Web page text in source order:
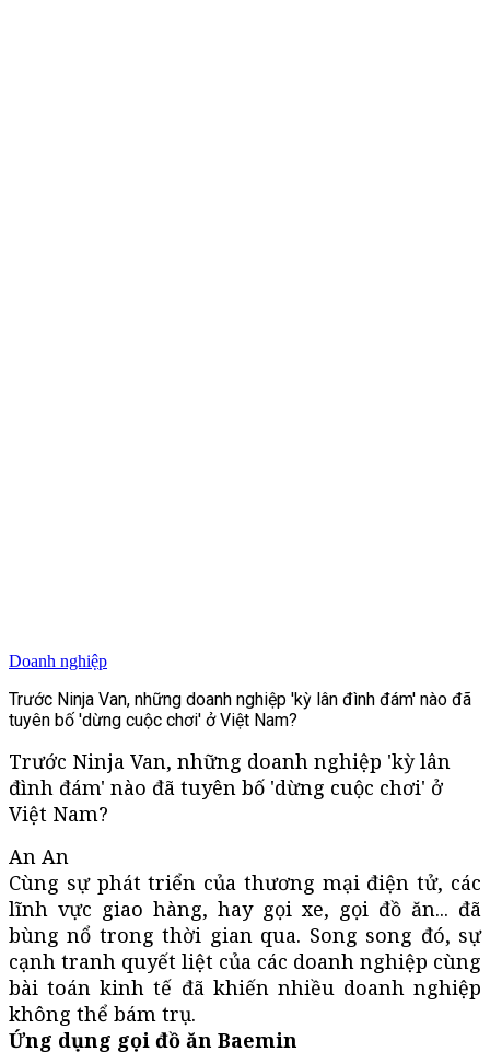
Doanh nghiệp
Trước Ninja Van, những doanh nghiệp 'kỳ lân đình đám' nào đã
tuyên bố 'dừng cuộc chơi' ở Việt Nam?
Trước Ninja Van, những doanh nghiệp 'kỳ lân
đình đám' nào đã tuyên bố 'dừng cuộc chơi' ở
Việt Nam?
An An
Cùng sự phát triển của thương mại điện tử, các
lĩnh vực giao hàng, hay gọi xe, gọi đồ ăn... đã
bùng nổ trong thời gian qua. Song song đó, sự
cạnh tranh quyết liệt của các doanh nghiệp cùng
bài toán kinh tế đã khiến nhiều doanh nghiệp
không thể bám trụ.
Ứng dụng gọi đồ ăn Baemin